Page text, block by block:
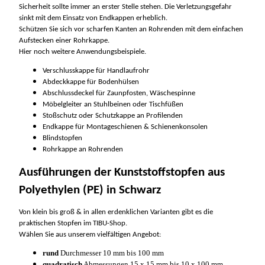
Sicherheit sollte immer an erster Stelle stehen. Die Verletzungsgefahr
sinkt mit dem Einsatz von Endkappen erheblich.
Schützen Sie sich vor scharfen Kanten an Rohrenden mit dem einfachen
Aufstecken einer Rohrkappe.
Hier noch weitere Anwendungsbeispiele.
Verschlusskappe für Handlaufrohr
Abdeckkappe für Bodenhülsen
Abschlussdeckel für Zaunpfosten, Wäschespinne
Möbelgleiter an Stuhlbeinen oder Tischfüßen
Stoßschutz oder Schutzkappe an Profilenden
Endkappe für Montageschienen & Schienenkonsolen
Blindstopfen
Rohrkappe an Rohrenden
Ausführungen der Kunststoffstopfen aus
Polyethylen (PE) in Schwarz
Von klein bis groß & in allen erdenklichen Varianten gibt es die
praktischen Stopfen im TIBU-Shop.
Wählen Sie aus unserem vielfältigen Angebot:
rundDurchmesser 10 mm bis 100 mm